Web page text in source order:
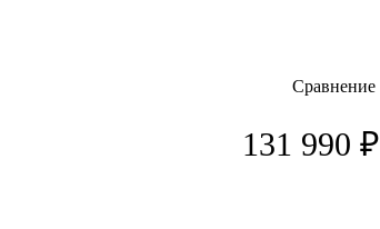
Сравнение
131 990 ₽